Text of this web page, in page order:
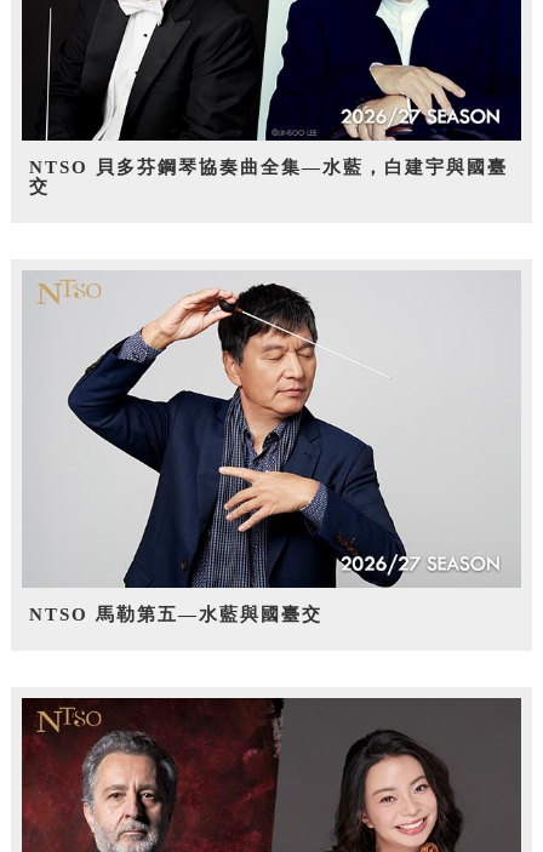
NTSO 貝多芬鋼琴協奏曲全集—水藍，白建宇與國臺
交
NTSO 馬勒第五—水藍與國臺交